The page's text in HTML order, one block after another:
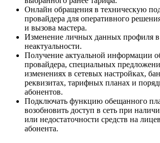
Онлайн обращения в техническую
провайдера для оперативного
и вызова мастера.
Изменение личных данных профиля в
неактуальности.
Получение актуальной информации
провайдера, специальных
изменениях в сетевых настройках,
реквизитах, тарифных планах и
абонентов.
Подключать функцию обещанного
возобновить доступ в сеть при
или недостаточности средств на
абонента.